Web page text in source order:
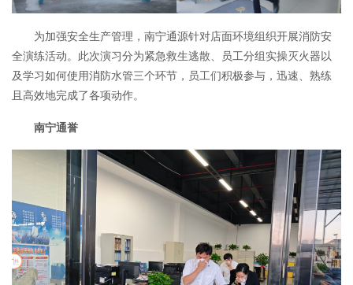
为加强安全生产管理，南宁通源针对店面环境组织开展消防安
全演练活动。此次演习分为紧急救生逃散、员工分组实操灭火器以
及学习如何使用消防水管三个环节，员工们积极参与，迅速、熟练
且高效地完成了各项动作。
南宁通誉